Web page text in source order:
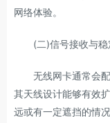
网络体验。
(二)信号接收与稳
无线网卡通常会配
其天线设计能够有效
远或有一定遮挡的情